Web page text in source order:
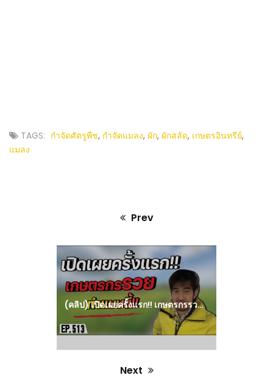
TAGS: กำจัดศัตรูพืช, กำจัดแมลง, ผัก, ผักสลัด, เกษตรอินทรีย์,
แมลง
Prev
(คลิป) เปิดเผยครั้งแรก!! เกษตรกรรวยเขาทำแบบนี้!! : วีดีโอ เกษตร
Next